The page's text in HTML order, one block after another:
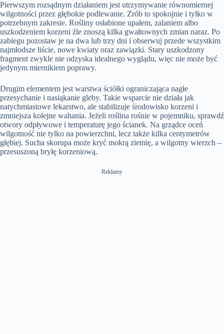
Pierwszym rozsądnym działaniem jest utrzymywanie równomiernej
wilgotności przez głębokie podlewanie. Zrób to spokojnie i tylko w
potrzebnym zakresie. Rośliny osłabione upałem, zalaniem albo
uszkodzeniem korzeni źle znoszą kilka gwałtownych zmian naraz. Po
zabiegu pozostaw je na dwa lub trzy dni i obserwuj przede wszystkim
najmłodsze liście, nowe kwiaty oraz zawiązki. Stary uszkodzony
fragment zwykle nie odzyska idealnego wyglądu, więc nie może być
jedynym miernikiem poprawy.
Drugim elementem jest warstwa ściółki ograniczająca nagłe
przesychanie i nasiąkanie gleby. Takie wsparcie nie działa jak
natychmiastowe lekarstwo, ale stabilizuje środowisko korzeni i
zmniejsza kolejne wahania. Jeżeli roślina rośnie w pojemniku, sprawdź
otwory odpływowe i temperaturę jego ścianek. Na grządce oceń
wilgotność nie tylko na powierzchni, lecz także kilka centymetrów
głębiej. Sucha skorupa może kryć mokrą ziemię, a wilgotny wierzch –
przesuszoną bryłę korzeniową.
Reklamy